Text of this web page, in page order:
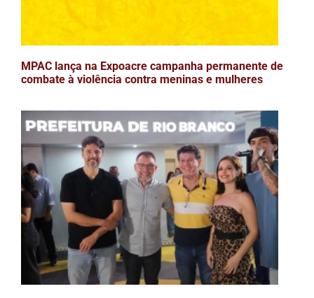
MPAC lança na Expoacre campanha permanente de
combate à violência contra meninas e mulheres